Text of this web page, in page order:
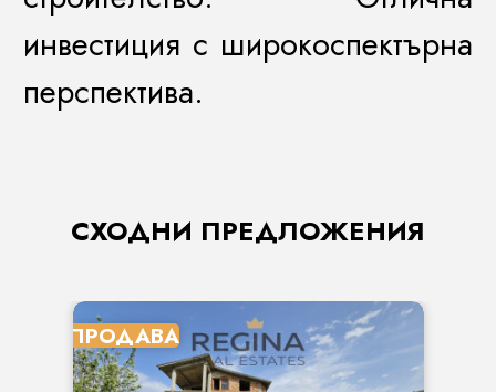
инвестиция с широкоспектърна
перспектива.
СХОДНИ ПРЕДЛОЖЕНИЯ
ПРОДАВА